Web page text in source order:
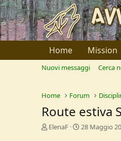
Home Mission
Nuovi messaggi Cerca
Home Forum
Route estiva
C
ElenaF
D
28 Maggio